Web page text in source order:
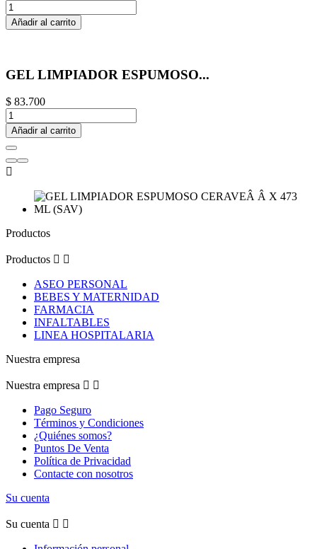
Añadir al carrito
GEL LIMPIADOR ESPUMOSO...
$ 83.700
Añadir al carrito

Productos
Productos  
ASEO PERSONAL
BEBES Y MATERNIDAD
FARMACIA
INFALTABLES
LINEA HOSPITALARIA
Nuestra empresa
Nuestra empresa  
Pago Seguro
Términos y Condiciones
¿Quiénes somos?
Puntos De Venta
Política de Privacidad
Contacte con nosotros
Su cuenta
Su cuenta  